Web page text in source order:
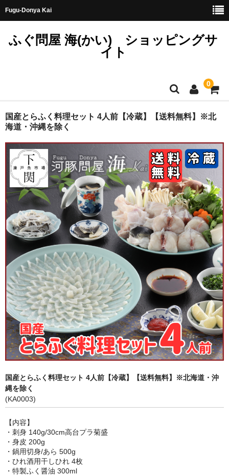
Fugu-Donya Kai
ふぐ問屋 海(かい) ショッピングサ
イト
0
ホーム
国産とらふぐ
料理セット
刺身セット
鍋セット
身欠き・白子
その他ふぐセット
薬味
キャットフード
国産とらふく料理セット 4人前【冷蔵】【送料無料】※北
海道・沖縄を除く
国産とらふく料理セット 4人前【冷蔵】【送料無料】※北海道・沖
縄を除く
(KA0003)
【内容】
・刺身 140g/30cm高台プラ菊盛
・身皮 200g
・鍋用切身/あら 500g
・ひれ酒用干しひれ 4枚
・特製ふく醤油 300ml